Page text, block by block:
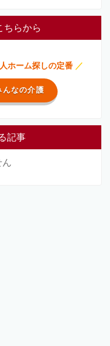
ちらから
ホーム探しの定番 ／
んなの介護
記事